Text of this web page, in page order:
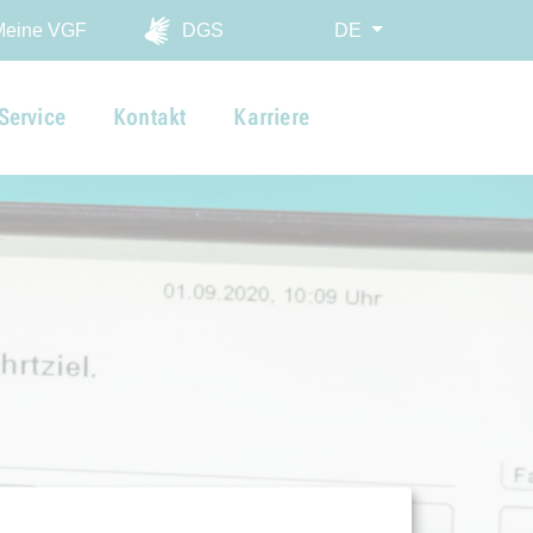
VGF DGS DE
Service Kontakt Karriere